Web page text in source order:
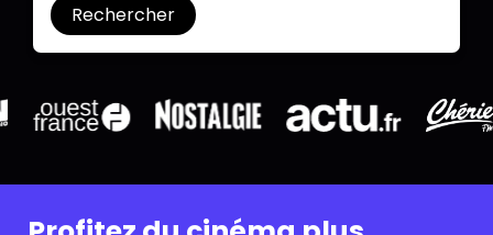
Rechercher